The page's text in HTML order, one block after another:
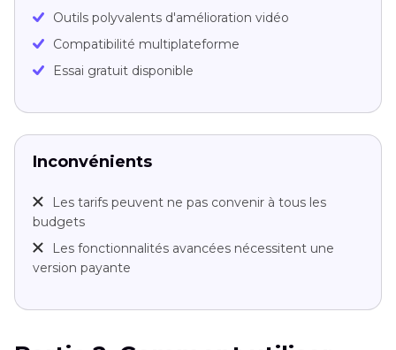
Outils polyvalents d'amélioration vidéo
Compatibilité multiplateforme
Essai gratuit disponible
Inconvénients
Les tarifs peuvent ne pas convenir à tous les
budgets
Les fonctionnalités avancées nécessitent une
version payante